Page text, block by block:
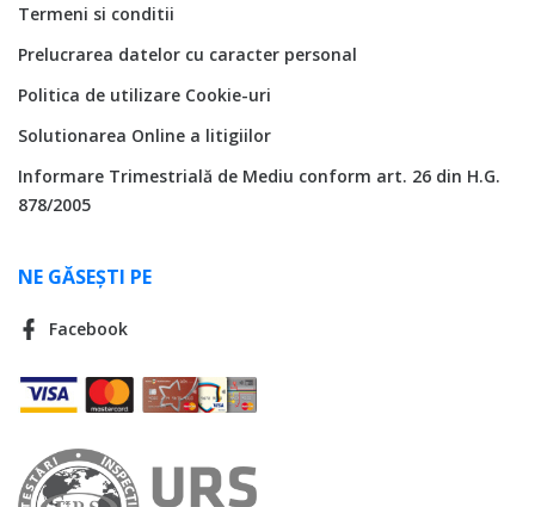
Termeni si conditii
Prelucrarea datelor cu caracter personal
Politica de utilizare Cookie-uri
Solutionarea Online a litigiilor
Informare Trimestrială de Mediu conform art. 26 din H.G.
878/2005
NE GĂSEȘTI PE
Facebook